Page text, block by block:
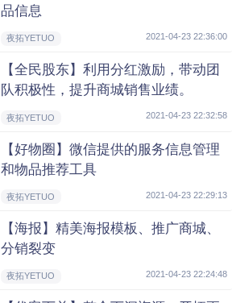
品信息
夜拓YETUO 2021-04-23 22:36:00
【全民股东】利用分红激励，带动团
队积极性，提升商城销售业绩。
夜拓YETUO 2021-04-23 22:32:58
【好物圈】微信提供的服务信息管理
和物品推荐工具
夜拓YETUO 2021-04-23 22:29:13
【海报】精美海报模板、推广商城、
分销裂变
夜拓YETUO 2021-04-23 22:24:48